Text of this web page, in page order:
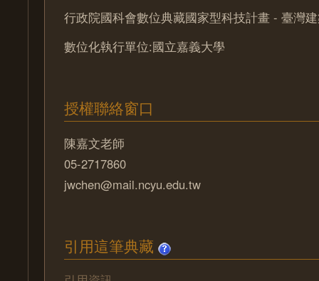
行政院國科會數位典藏國家型科技計畫 - 臺灣
數位化執行單位:國立嘉義大學
授權聯絡窗口
陳嘉文老師
05-2717860
jwchen@mail.ncyu.edu.tw
引用這筆典藏